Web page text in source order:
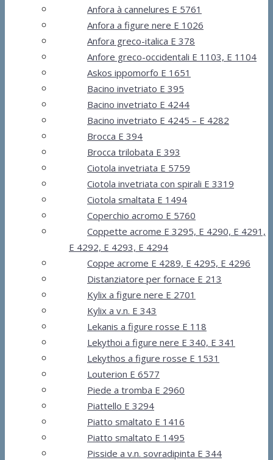
Anfora à cannelures E 5761
Anfora a figure nere E 1026
Anfora greco-italica E 378
Anfore greco-occidentali E 1103, E 1104
Askos ippomorfo E 1651
Bacino invetriato E 395
Bacino invetriato E 4244
Bacino invetriato E 4245 – E 4282
Brocca E 394
Brocca trilobata E 393
Ciotola invetriata E 5759
Ciotola invetriata con spirali E 3319
Ciotola smaltata E 1494
Coperchio acromo E 5760
Coppette acrome E 3295, E 4290, E 4291,
E 4292, E 4293, E 4294
Coppe acrome E 4289, E 4295, E 4296
Distanziatore per fornace E 213
Kylix a figure nere E 2701
Kylix a v.n. E 343
Lekanis a figure rosse E 118
Lekythoi a figure nere E 340, E 341
Lekythos a figure rosse E 1531
Louterion E 6577
Piede a tromba E 2960
Piattello E 3294
Piatto smaltato E 1416
Piatto smaltato E 1495
Pisside a v.n. sovradipinta E 344